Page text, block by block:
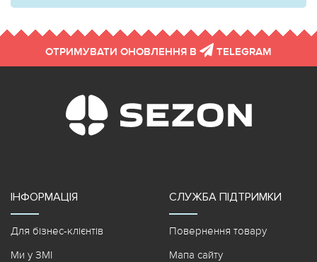
ОТРИМУВАТИ ОНОВЛЕННЯ В TELEGRAM
ІНФОРМАЦІЯ
Для бізнес-клієнтів
Ми у ЗМІ
СЛУЖБА ПІДТРИМКИ
Повернення товару
Мапа сайту